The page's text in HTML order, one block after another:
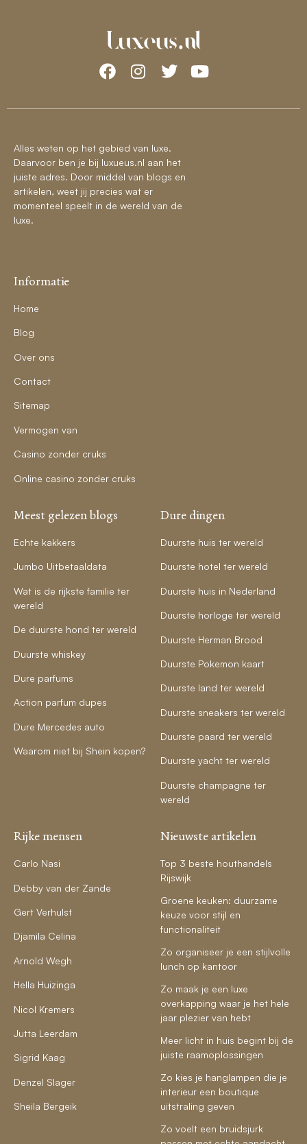
Alles weten op het gebied van luxe.
Daarvoor ben je bij luxueus.nl aan het
juiste adres. Door middel van blogs en
artikelen, weet jij precies wat er
momenteel speelt in de wereld van de
luxe.
Informatie
Home
Blog
Over ons
Contact
Sitemap
Vermogen van
Casino zonder cruks
Online casino zonder cruks
Meest gelezen blogs
Echte kakkers
Jumbo Uitbetaaldata
Wat is de rijkste familie ter
wereld
De duurste hond ter wereld
Duurste whiskey
Dure parfums
Action parfum dupes
Dure Mercedes auto
Waarom niet bij Shein kopen?
Dure dingen
Duurste huis ter wereld
Duurste hotel ter wereld
Duurste huis in Nederland
Duurste horloge ter wereld
Duurste Herman Brood
Duurste Pokemon kaart
Duurste land ter wereld
Duurste sneakers ter wereld
Duurste paard ter wereld
Duurste yacht ter wereld
Duurste champagne ter
wereld
Rijke mensen
Carlo Nasi
Debby van der Zande
Gert Verhulst
Djamila Celina
Arnold Wegh
Hella Huizinga
Nicol Kremers
Jutta Leerdam
Sigrid Kaag
Denzel Slager
Sheila Bergeik
Nieuwste artikelen
Top 3 beste houthandels
Rijswijk
Groene keuken: duurzame
keuze voor stijl en
functionaliteit
Zo organiseer je een stijlvolle
lunch op kantoor
Zo maak je een luxe
overkapping waar je het hele
jaar plezier van hebt
Meer licht in huis begint bij de
juiste raamoplossingen
Zo kies je hanglampen die je
interieur een boutique
uitstraling geven
Zo voelt een bruidsjurk